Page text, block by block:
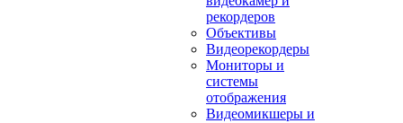
рекордеров
Объективы
Видеорекордеры
Мониторы и
системы
отображения
Видеомикшеры и